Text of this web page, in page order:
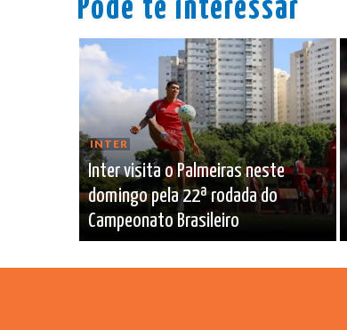
Pode te interessar
INTER
Inter visita o Palmeiras neste
domingo pela 22ª rodada do
Campeonato Brasileiro